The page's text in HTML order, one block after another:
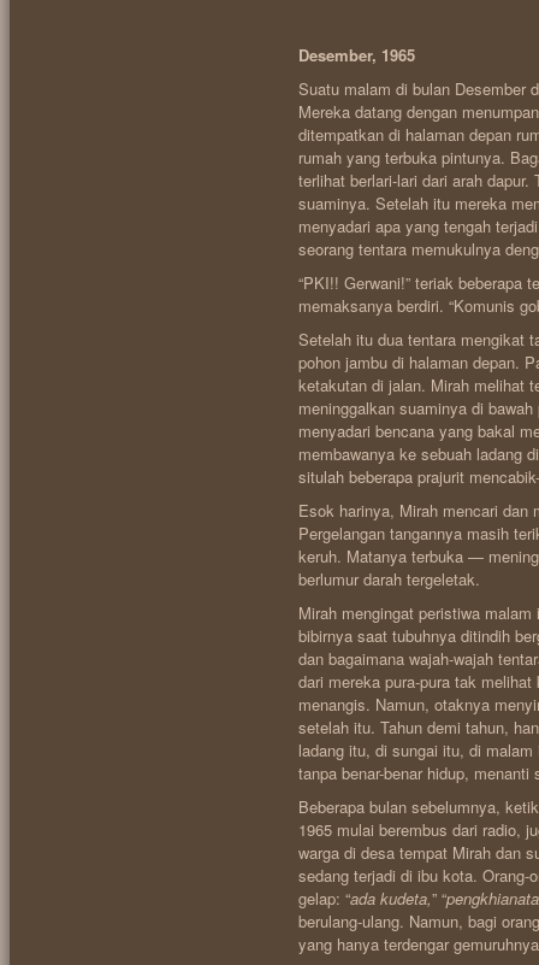
Desember, 1965
Suatu malam di bulan Desember
Mereka datang dengan
ditempatkan di halaman depan
rumah yang terbuka pintunya.
terlihat berlari-lari dari arah
suaminya. Setelah itu mereka
menyadari apa yang tengah
seorang tentara memukulnya
“PKI!! Gerwani!” teriak beberapa
memaksanya berdiri. “Komunis
Setelah itu dua tentara mengikat
pohon jambu di halaman depan.
ketakutan di jalan. Mirah melihat
meninggalkan suaminya di
menyadari bencana yang bakal
membawanya ke sebuah ladang
situlah beberapa prajurit
Esok harinya, Mirah mencari dan
Pergelangan tangannya masih
keruh. Matanya terbuka —
berlumur darah tergeletak.
Mirah mengingat peristiwa
bibirnya saat tubuhnya ditindih
dan bagaimana wajah-wajah
dari mereka pura-pura tak
menangis. Namun, otaknya
setelah itu. Tahun demi tahun,
ladang itu, di sungai itu, di
tanpa benar-benar hidup,
Beberapa bulan sebelumnya,
1965 mulai berembus dari radio,
warga di desa tempat Mirah dan
sedang terjadi di ibu kota. Orang-
gelap: “ada kudeta,” “
berulang-ulang. Namun, bagi
yang hanya terdengar